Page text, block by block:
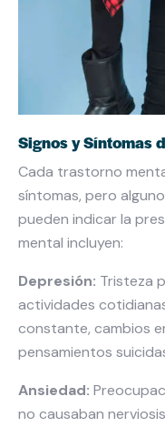
Signos y Síntomas
Cada trastorno
síntomas, pero
pueden indicar la
mental incluyen:
Depresión: Tristeza
actividades
constante, cambios
pensamientos
Ansiedad:
no causaban